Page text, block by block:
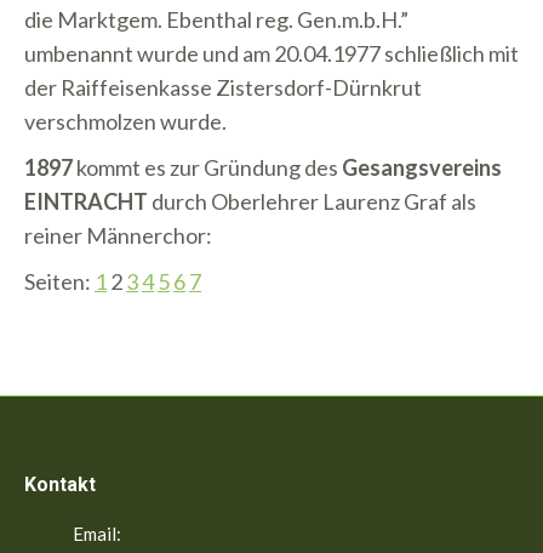
die Marktgem. Ebenthal reg. Gen.m.b.H.”
umbenannt wurde und am 20.04.1977 schließlich mit
der Raiffeisenkasse Zistersdorf-Dürnkrut
verschmolzen wurde.
1897kommt es zur Gründung des Gesangsvereins
EINTRACHT durch Oberlehrer Laurenz Graf als
reiner Männerchor:
Seiten: 1234567
Kontakt
Email: